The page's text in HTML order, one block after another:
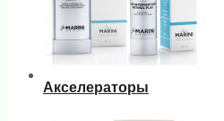
Акселераторы